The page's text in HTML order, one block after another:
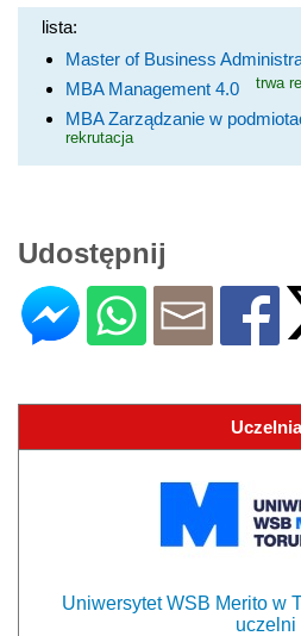
lista:
Master of Business
MBA Management 4.0 trwa
MBA Zarządzanie w
rekrutacja
Udostępnij
Uczelnia
Uniwersytet WSB Merito w
uczelni